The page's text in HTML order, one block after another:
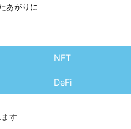
あがりに
NFT
DeFi
す